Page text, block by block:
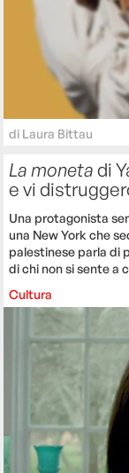
di Laura Bittau
La monetadi
e vi
Una protagonista
una New York che
palestinese parla di
di chi non si sente a
Cultura